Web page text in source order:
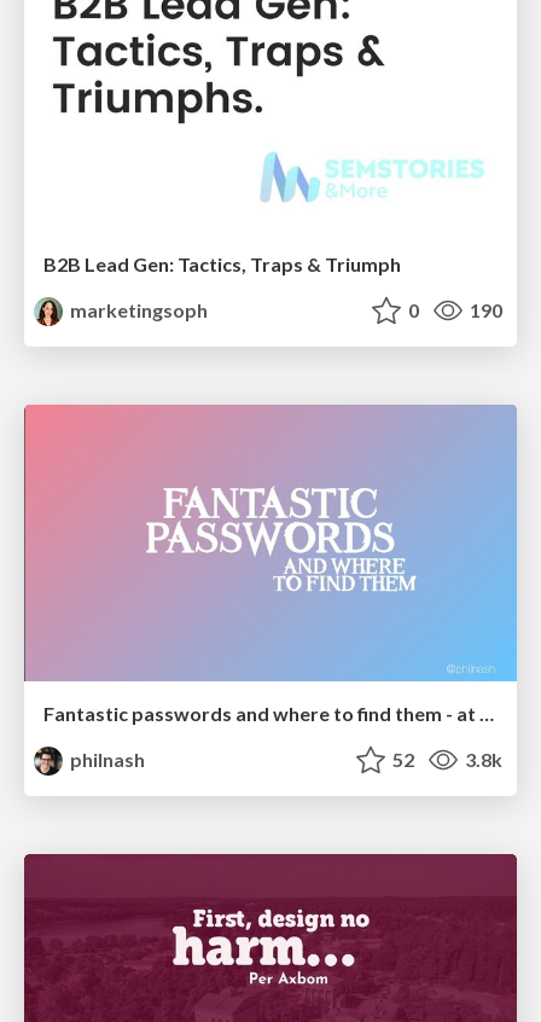
B2B Lead Gen: Tactics, Traps & Triumph
marketingsoph
0 190
Fantastic passwords and where to find them - at NoRuKo
philnash
52 3.8k